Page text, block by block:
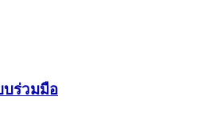
บร่วมมือ